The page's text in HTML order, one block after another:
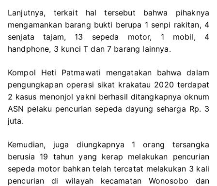
Lanjutnya, terkait hal tersebut bahwa pihaknya
mengamankan barang bukti berupa 1 senpi rakitan, 4
senjata tajam, 13 sepeda motor, 1 mobil, 4
handphone, 3 kunci T dan 7 barang lainnya.
Kompol Heti Patmawati mengatakan bahwa dalam
pengungkapan operasi sikat krakatau 2020 terdapat
2 kasus menonjol yakni berhasil ditangkapnya oknum
ASN pelaku pencurian sepeda dayung seharga Rp. 3
juta.
Kemudian, juga diungkapnya 1 orang tersangka
berusia 19 tahun yang kerap melakukan pencurian
sepeda motor bahkan telah tercatat melakukan 3 kali
pencurian di wilayah kecamatan Wonosobo dan